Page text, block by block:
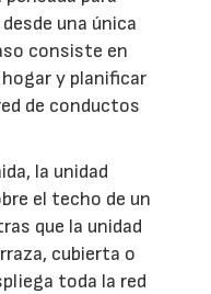
una única
consiste en
y planificar
de conductos
la unidad
el techo de un
que la unidad
cubierta o
toda la red